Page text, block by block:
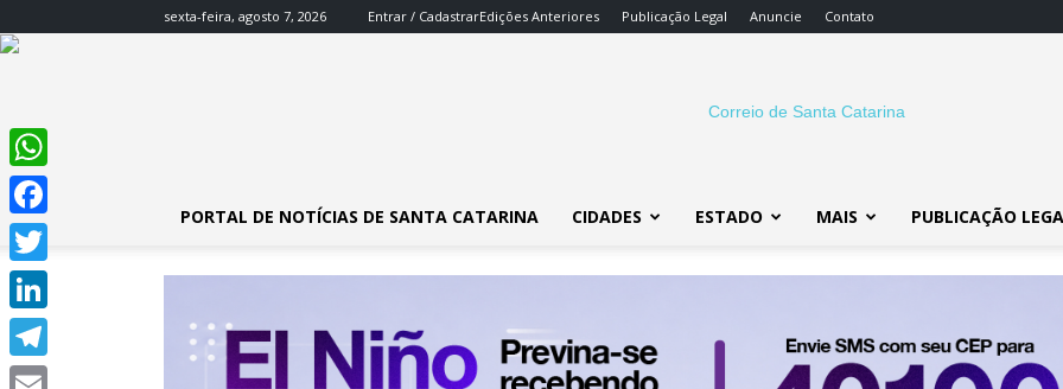
sexta-feira, agosto 7, 2026 Entrar / CadastrarEdições Anteriores Publicação Legal Anuncie Contato
PORTAL DE NOTÍCIAS DE SANTA CATARINA CIDADES ESTADO MAIS PUBLICAÇÃO
WhatsApp
Facebook
Twitter
LinkedIn
Telegram